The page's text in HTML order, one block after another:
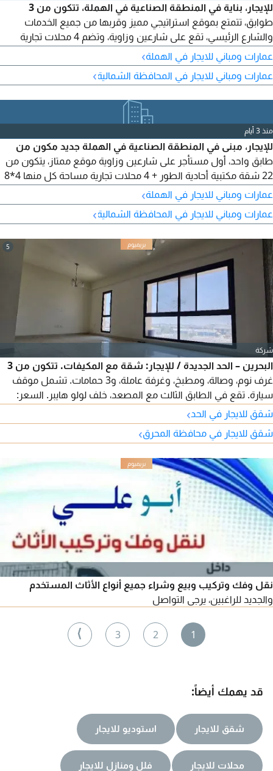
للإيجار، بناية في المنطقة الصناعية في الهملة، تتكون من 3
طوابق، تتمتع بموقع استراتيجي مميز وقربها من جميع الخدمات
والشارع الرئيسي، تقع على شارعين وزاوية، وتضم 4 محلات تجارية
بعنوان كهرباء أحادي الطور، وميزانين مع مستودع كبير بعنوان كهرباء
ثلاثي الطور، بالاضافة الى 22 مكتبا تجاريا بعناوينهم. اغتنم الفرصة.
الإيجار 2500 دينار فقط للجادين. تواصل
عمارات ومباني للايجار في الهملة›
عمارات ومباني للايجار في المحافظة الشمالية›
منذ 3 أيام
للإيجار، مبنى في المنطقة الصناعية في الهملة جديد مكون من
طابق واحد، أول مستأجر على شارعين وزاوية موقع ممتاز، يتكون من
22 شقة مكتبية أحادية الطور + 4 محلات تجارية مساحة كل منها 4*8
مربع كهرباء ثلاثية الطور اغتنم فرصة الإيجار للمستأجرين الجادين،
للتواصل
عمارات ومباني للايجار في الهملة›
عمارات ومباني للايجار في المحافظة الشمالية›
5
شركة
البحرين – الحد الجديدة / للإيجار: شقة مع المكيفات. تتكون من 3
غرف نوم، وصالة، ومطبخ، وغرفة عاملة، و3 حمامات. تشمل موقف
سيارة. تقع في الطابق الثالث مع المصعد، خلف لولو هايبر. السعر:
230 دينار (بدون الكهرباء) قابل للتفاوض. للتواصل عبر واتساب 973.
شقق للايجار في الحد›
شقق للايجار في محافظة المحرق›
نقل وفك وتركيب وبيع وشراء جميع أنواع الأثاث المستخدم
والجديد للراغبين، يرجى التواصل
1
2
3
⟩
قد يهمك أيضاً:
شقق للايجار استوديو للايجار
محلات للايجار فلل ومنازل للايجار